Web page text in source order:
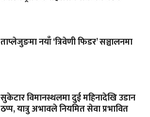
ताप्लेजुङमा नयाँ ‘त्रिवेणी फिडर’ सञ्चालनमा
सुकेटार विमानस्थलमा दुई महिनादेखि उडान
ठप्प, यात्रु अभावले नियमित सेवा प्रभावित